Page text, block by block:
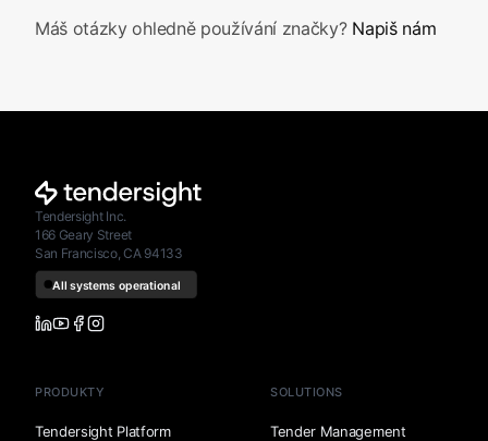
Máš otázky ohledně používání značky? Napiš nám
Tendersight Inc.
166 Geary Street
San Francisco, CA 94133
PRODUKTY
Tendersight Platform
SOLUTIONS
Tender Management